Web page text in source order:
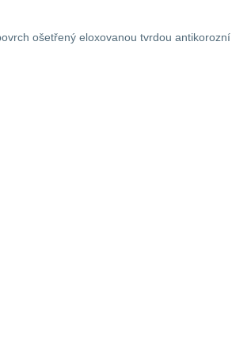
ošetřený eloxovanou tvrdou